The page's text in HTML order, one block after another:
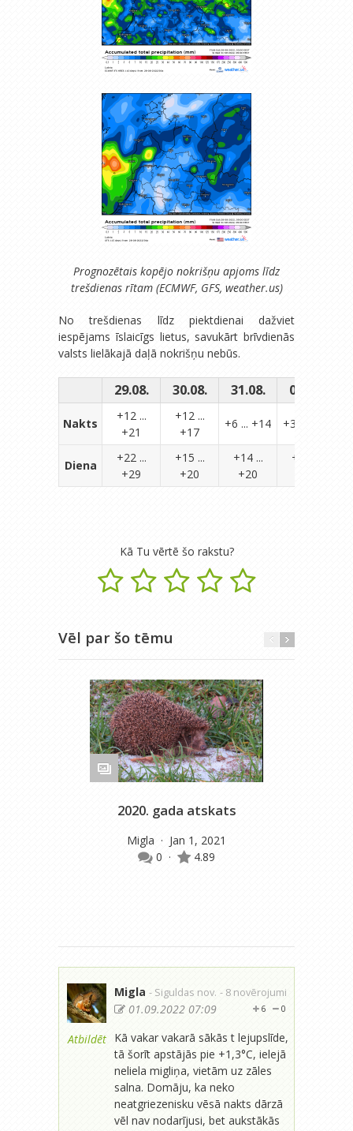
Prognozētais kopējo nokrišņu apjoms līdz
trešdienas rītam (ECMWF, GFS, weather.us)
No trešdienas līdz piektdienai dažviet
iespējams īslaicīgs lietus, savukārt brīvdienās
valsts lielākajā daļā nokrišņu nebūs.
29.08. 30.08. 31.08. 01.09.
Nakts
+12 ...
+21
+12 ...
+17
+6 ... +14 +3 ... +10
Diena
+22 ...
+29
+15 ...
+20
+14 ...
+20
+10 ...
Kā Tu vērtē šo rakstu?
Vēl par šo tēmu
2020. gada atskats
Migla · Jan 1, 2021
0 · 4.89
Atbildēt
Migla - Siguldas nov. - 8 novērojumi
0
6
01.09.2022 07:09
Kā vakar vakarā sākās t lejupslīde,
tā šorīt apstājās pie +1,3°C, ielejā
neliela migliņa, vietām uz zāles
salna. Domāju, ka neko
neatgriezenisku vēsā nakts dārzā
vēl nav nodarījusi, bet aukstākās